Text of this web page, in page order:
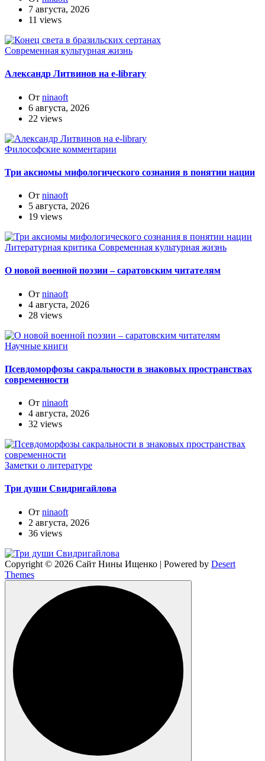
7 августа, 2026
11 views
Современная культурная жизнь
Александр Литвинов на e-library
От ninaoft
6 августа, 2026
22 views
Философские комментарии
Три аксиомы мифологического сознания в понятии нации
От ninaoft
5 августа, 2026
19 views
Литературная критика Современная культурная жизнь
О новой военной поэзии – саратовским читателям
От ninaoft
4 августа, 2026
28 views
Научные книги
Псевдоморфозы сакральности в знаковых пространствах
современности
От ninaoft
4 августа, 2026
32 views
Заметки о литературе
Три души Свидригайлова
От ninaoft
2 августа, 2026
36 views
Copyright © 2026 Сайт Нины Ищенко | Powered by Desert
Themes